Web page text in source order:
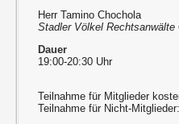
Herr Tamino Chochola
Stadler Völkel Rechtsanwälte
Dauer
19:00-20:30 Uhr
Teilnahme für Mitglieder
Teilnahme für Nicht-